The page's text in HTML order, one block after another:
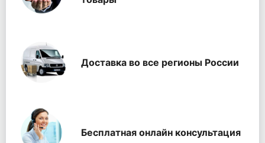
Доставка во все регионы России
Бесплатная онлайн консультация